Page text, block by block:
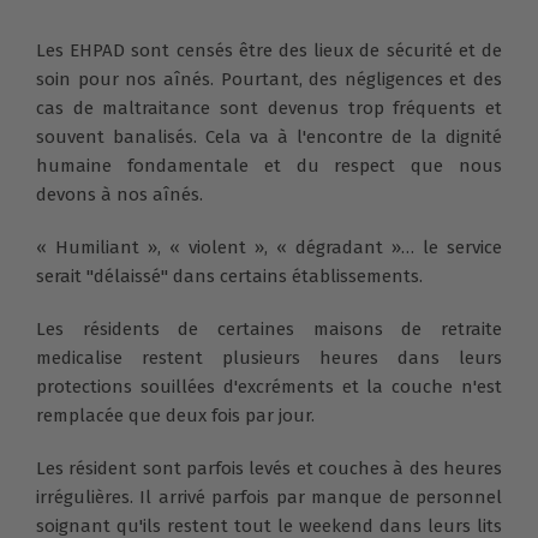
Les EHPAD sont censés être des lieux de sécurité et de
soin pour nos aînés. Pourtant, des négligences et des
cas de maltraitance sont devenus trop fréquents et
souvent banalisés. Cela va à l'encontre de la dignité
humaine fondamentale et du respect que nous
devons à nos aînés.
« Humiliant », « violent », « dégradant »… le service
serait "délaissé" dans certains établissements.
Les résidents de certaines maisons de retraite
medicalise restent plusieurs heures dans leurs
protections souillées d'excréments et la couche n'est
remplacée que deux fois par jour.
Les résident sont parfois levés et couches à des heures
irrégulières. Il arrivé parfois par manque de personnel
soignant qu'ils restent tout le weekend dans leurs lits